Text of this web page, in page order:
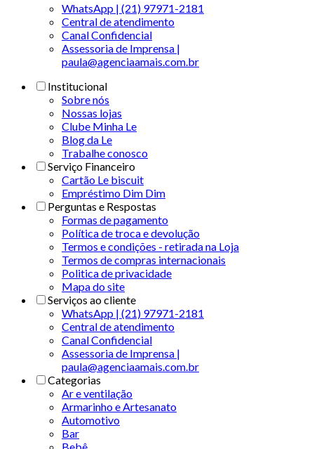
WhatsApp | (21) 97971-2181
Central de atendimento
Canal Confidencial
Assessoria de Imprensa |
paula@agenciaamais.com.br
Institucional
Sobre nós
Nossas lojas
Clube Minha Le
Blog da Le
Trabalhe conosco
Serviço Financeiro
Cartão Le biscuit
Empréstimo Dim Dim
Perguntas e Respostas
Formas de pagamento
Política de troca e devolução
Termos e condições - retirada na Loja
Termos de compras internacionais
Politica de privacidade
Mapa do site
Serviços ao cliente
WhatsApp | (21) 97971-2181
Central de atendimento
Canal Confidencial
Assessoria de Imprensa |
paula@agenciaamais.com.br
Categorias
Ar e ventilação
Armarinho e Artesanato
Automotivo
Bar